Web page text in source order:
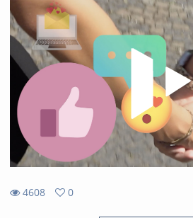
4608
0